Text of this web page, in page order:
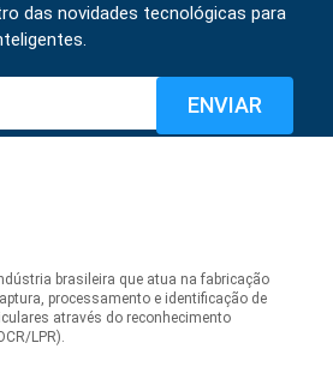
das novidades tecnológicas para
brasileira que atua na fabricação
processamento e identificação de
através do reconhecimento
LPR).